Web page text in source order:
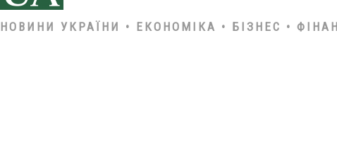
НОВИНИ УКРАЇНИ • ЕКОНОМІКА • БІЗНЕС •